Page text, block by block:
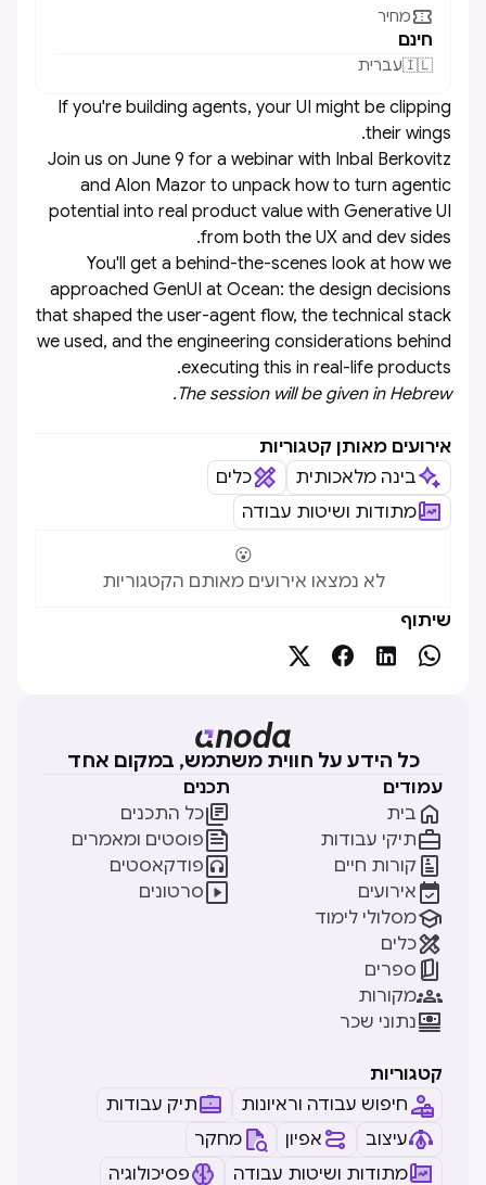
מחיר
חינם
🇮🇱עברית
​If you're building agents, your UI might be clipping
their wings.
​Join us on June 9 for a webinar with Inbal Berkovitz
and Alon Mazor to unpack how to turn agentic
potential into real product value with Generative UI
from both the UX and dev sides.
​You'll get a behind-the-scenes look at how we
approached GenUI at Ocean: the design decisions
that shaped the user-agent flow, the technical stack
we used, and the engineering considerations behind
executing this in real-life products.
The session will be given in Hebrew.
אירועים מאותן קטגוריות
בינה מלאכותית
כלים
מתודות ושיטות עבודה
😮
לא נמצאו אירועים מאותם הקטגוריות
שיתוף




כל הידע על חווית משתמש, במקום אחד
עמודים
בית 
תיקי עבודות
קורות חיים 
אירועים 
מסלולי לימוד
כלים
ספרים 
מקורות
נתוני שכר
תכנים
כל התכנים
פוסטים ומאמרים
פודקאסטים
סרטונים
קטגוריות
חיפוש עבודה וראיונות
תיק עבודות
עיצוב
אפיון
מחקר
מתודות ושיטות עבודה
פסיכולוגיה